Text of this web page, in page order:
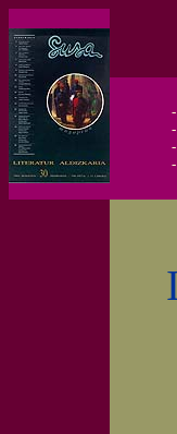
-
-
-
-